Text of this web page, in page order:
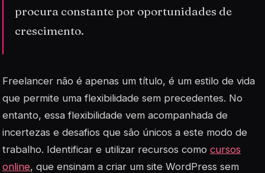
procura constante por oportunidades de
crescimento.
Freelancer não é apenas um título, é um estilo de vida
que permite uma flexibilidade sem precedentes. No
entanto, essa flexibilidade vem acompanhada de
incertezas e desafios que são únicos a este modo de
trabalho. Identificar e utilizar recursos como cursos
online, que ensinam a criar um site WordPress sem